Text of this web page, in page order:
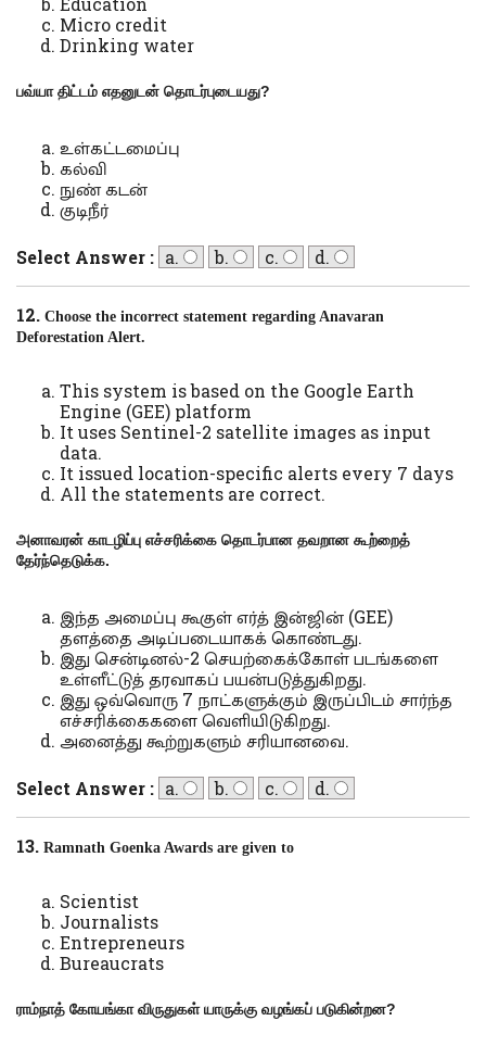
Micro credit
Drinking water
பவ்யா திட்டம் எதனுடன் தொடர்புடையது?
உள்கட்டமைப்பு
கல்வி
நுண் கடன்
குடிநீர்
Select Answer : a. b. c. d.
12.Choose the incorrect statement regarding Anavaran
Deforestation Alert.
This system is based on the Google Earth
Engine (GEE) platform
It uses Sentinel-2 satellite images as input
data.
It issued location-specific alerts every 7 days
All the statements are correct.
அனாவரன் காடழிப்பு எச்சரிக்கை தொடர்பான தவறான கூற்றைத்
தேர்ந்தெடுக்க.
இந்த அமைப்பு கூகுள் எர்த் இன்ஜின் (GEE)
தளத்தை அடிப்படையாகக் கொண்டது.
இது சென்டினல்-2 செயற்கைக்கோள் படங்களை
உள்ளீட்டுத் தரவாகப் பயன்படுத்துகிறது.
இது ஒவ்வொரு 7 நாட்களுக்கும் இருப்பிடம் சார்ந்த
எச்சரிக்கைகளை வெளியிடுகிறது.
அனைத்து கூற்றுகளும் சரியானவை.
Select Answer : a. b. c. d.
13.Ramnath Goenka Awards are given to
Scientist
Journalists
Entrepreneurs
Bureaucrats
ராம்நாத் கோயங்கா விருதுகள் யாருக்கு வழங்கப் படுகின்றன?